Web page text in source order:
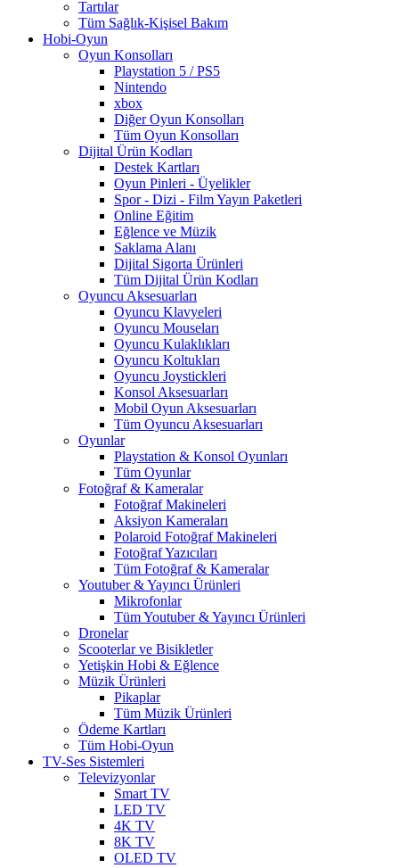
Tartılar
Tüm Sağlık-Kişisel Bakım
Hobi-Oyun
Oyun Konsolları
Playstation 5 / PS5
Nintendo
xbox
Diğer Oyun Konsolları
Tüm Oyun Konsolları
Dijital Ürün Kodları
Destek Kartları
Oyun Pinleri - Üyelikler
Spor - Dizi - Film Yayın Paketleri
Online Eğitim
Eğlence ve Müzik
Saklama Alanı
Dijital Sigorta Ürünleri
Tüm Dijital Ürün Kodları
Oyuncu Aksesuarları
Oyuncu Klavyeleri
Oyuncu Mouseları
Oyuncu Kulaklıkları
Oyuncu Koltukları
Oyuncu Joystickleri
Konsol Aksesuarları
Mobil Oyun Aksesuarları
Tüm Oyuncu Aksesuarları
Oyunlar
Playstation & Konsol Oyunları
Tüm Oyunlar
Fotoğraf & Kameralar
Fotoğraf Makineleri
Aksiyon Kameraları
Polaroid Fotoğraf Makineleri
Fotoğraf Yazıcıları
Tüm Fotoğraf & Kameralar
Youtuber & Yayıncı Ürünleri
Mikrofonlar
Tüm Youtuber & Yayıncı Ürünleri
Dronelar
Scooterlar ve Bisikletler
Yetişkin Hobi & Eğlence
Müzik Ürünleri
Pikaplar
Tüm Müzik Ürünleri
Ödeme Kartları
Tüm Hobi-Oyun
TV-Ses Sistemleri
Televizyonlar
Smart TV
LED TV
4K TV
8K TV
OLED TV